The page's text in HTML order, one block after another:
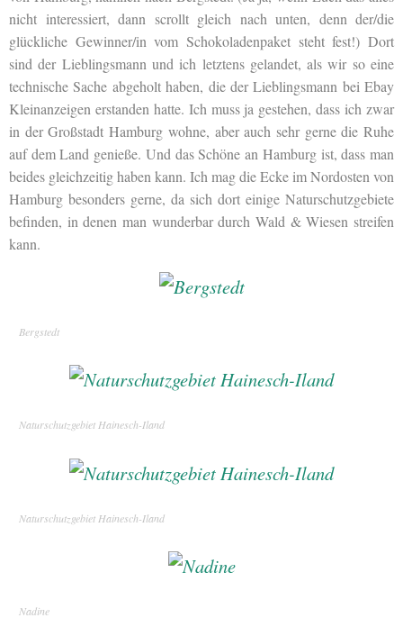
nicht interessiert, dann scrollt gleich nach unten, denn der/die
glückliche Gewinner/in vom Schokoladenpaket steht fest!) Dort
sind der Lieblingsmann und ich letztens gelandet, als wir so eine
technische Sache abgeholt haben, die der Lieblingsmann bei Ebay
Kleinanzeigen erstanden hatte. Ich muss ja gestehen, dass ich zwar
in der Großstadt Hamburg wohne, aber auch sehr gerne die Ruhe
auf dem Land genieße. Und das Schöne an Hamburg ist, dass man
beides gleichzeitig haben kann. Ich mag die Ecke im Nordosten von
Hamburg besonders gerne, da sich dort einige Naturschutzgebiete
befinden, in denen man wunderbar durch Wald & Wiesen streifen
kann.
Bergstedt
Naturschutzgebiet Hainesch-Iland
Naturschutzgebiet Hainesch-Iland
Nadine